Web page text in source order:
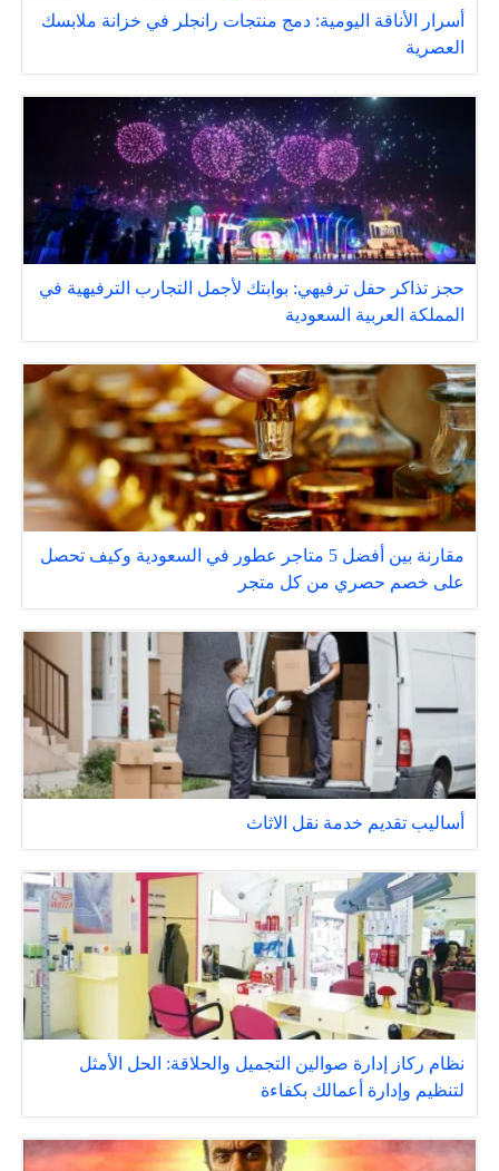
أسرار الأناقة اليومية: دمج منتجات رانجلر في خزانة ملابسك
العصرية
حجز تذاكر حفل ترفيهي: بوابتك لأجمل التجارب الترفيهية في
المملكة العربية السعودية
مقارنة بين أفضل 5 متاجر عطور في السعودية وكيف تحصل
على خصم حصري من كل متجر
أساليب تقديم خدمة نقل الاثاث
نظام ركاز إدارة صوالين التجميل والحلاقة: الحل الأمثل
لتنظيم وإدارة أعمالك بكفاءة